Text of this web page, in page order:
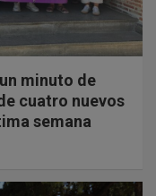
minuto de
cuatro nuevos
semana